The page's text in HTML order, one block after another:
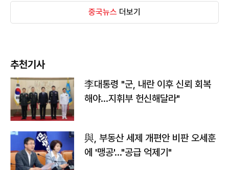
중국뉴스 더보기
추천기사
李대통령 "군, 내란 이후 신뢰 회복
해야…지휘부 헌신해달라"
與, 부동산 세제 개편안 비판 오세훈
에 '맹공'…"공급 억제기"